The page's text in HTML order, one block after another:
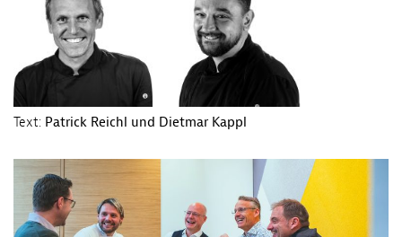
Text: Patrick Reichl und Dietmar Kappl